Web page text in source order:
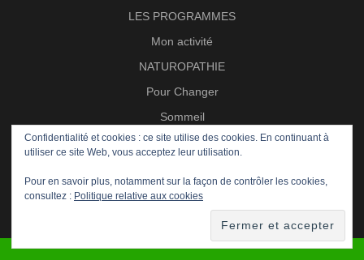
LES PROGRAMMES
Mon activité
NATUROPATHIE
Pour Changer
Sommeil
Soin par les plantes
Zéro Stress
Confidentialité et cookies : ce site utilise des cookies. En continuant à
utiliser ce site Web, vous acceptez leur utilisation.
Pour en savoir plus, notamment sur la façon de contrôler les cookies,
consultez : Politique relative aux cookies